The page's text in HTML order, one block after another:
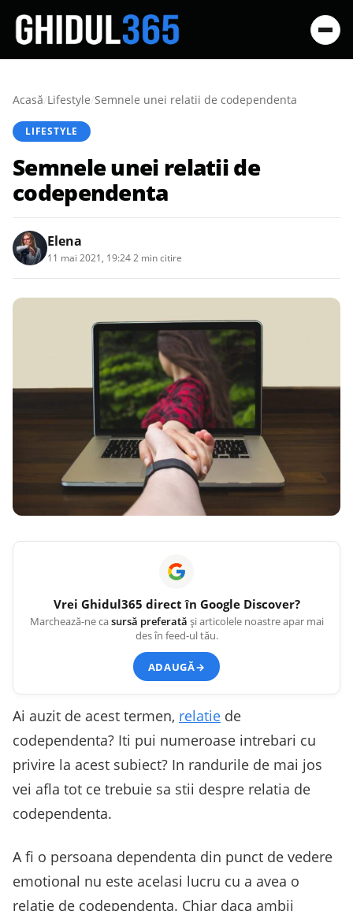
Acasă/Lifestyle/Semnele unei relatii de codependenta
LIFESTYLE
Semnele unei relatii de
codependenta
Elena
11 mai 2021, 19:242 min citire
Vrei Ghidul365 direct în Google Discover?
Marchează-ne casursă preferată și articolele noastre apar mai
des în feed-ul tău.
ADAUGĂ→
Ai auzit de acest termen, relatie de
codependenta? Iti pui numeroase intrebari cu
privire la acest subiect? In randurile de mai jos
vei afla tot ce trebuie sa stii despre relatia de
codependenta.
A fi o persoana dependenta din punct de vedere
emotional nu este acelasi lucru cu a avea o
relatie de codependenta. Chiar daca ambii